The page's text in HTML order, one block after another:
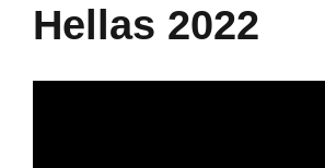
Hellas 2022